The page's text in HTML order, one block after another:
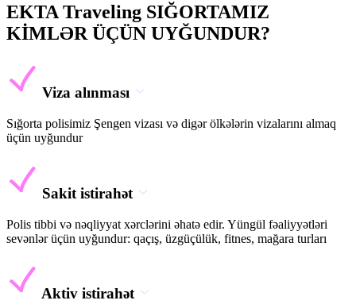
EKTA Traveling SIĞORTAMIZ
KİMLƏR ÜÇÜN UYĞUNDUR?
Viza alınması
Sığorta polisimiz Şengen vizası və digər ölkələrin vizalarını almaq
üçün uyğundur
Sakit istirahət
Polis tibbi və nəqliyyat xərclərini əhatə edir. Yüngül fəaliyyətləri
sevənlər üçün uyğundur: qaçış, üzgüçülük, fitnes, mağara turları
Aktiv istirahət